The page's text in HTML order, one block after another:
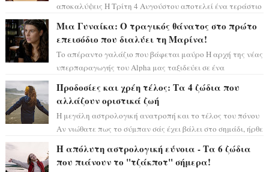
αποκαλύψεις Η Τρίτη 4 Αυγούστου αποτελεί ένα τεράστιο
Μια Γυναίκα: Ο τραγικός θάνατος στο πρώτο
επεισόδιο που διαλύει τη Μαρίνα!
Το απέραντο γαλάζιο που βάφεται μαύρο Η αρχή της νέας
υπερπαραγωγής του Alpha μας ταξιδεύει σε ένα
Προδοσίες και χρέη τέλος: Τα 4 ζώδια που
αλλάζουν οριστικά ζωή
Η μεγάλη αστρολογική ανατροπή και το τέλος του πόνου
Αν νιώθατε πως το σύμπαν σάς έχει βάλει στο σημάδι, ήρθε
Η απόλυτη αστρολογική εύνοια - Τα 6 ζώδια
που πιάνουν το "τζάκποτ" σήμερα!